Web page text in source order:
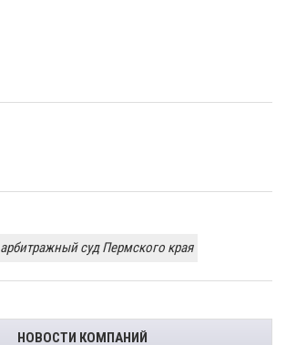
арбитражный суд Пермского края
НОВОСТИ КОМПАНИЙ